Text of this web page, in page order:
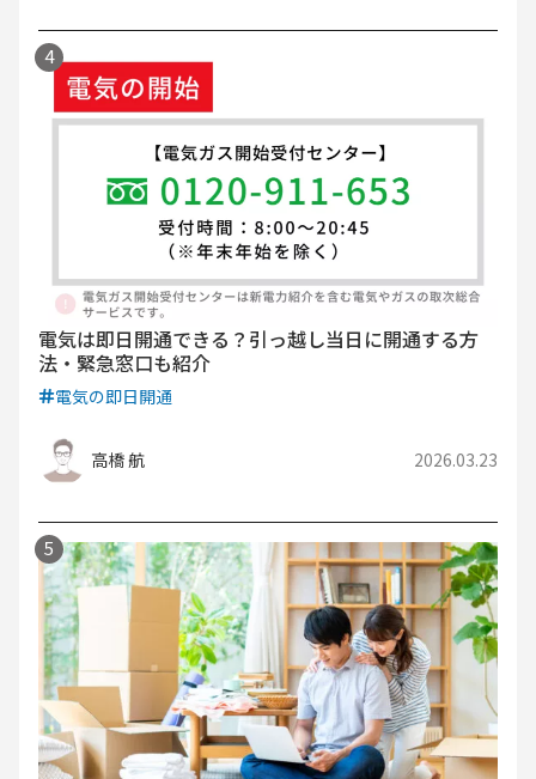
電気は即日開通できる？引っ越し当日に開通する方
法・緊急窓口も紹介
電気の即日開通
高橋 航 2026.03.23